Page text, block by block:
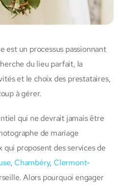
est un processus passionnant
du lieu parfait, la
et le choix des prestataires,
à gérer.
qui ne devrait jamais être
de mariage
proposent des services de
, Chambéry, Clermont-
Alors pourquoi engager